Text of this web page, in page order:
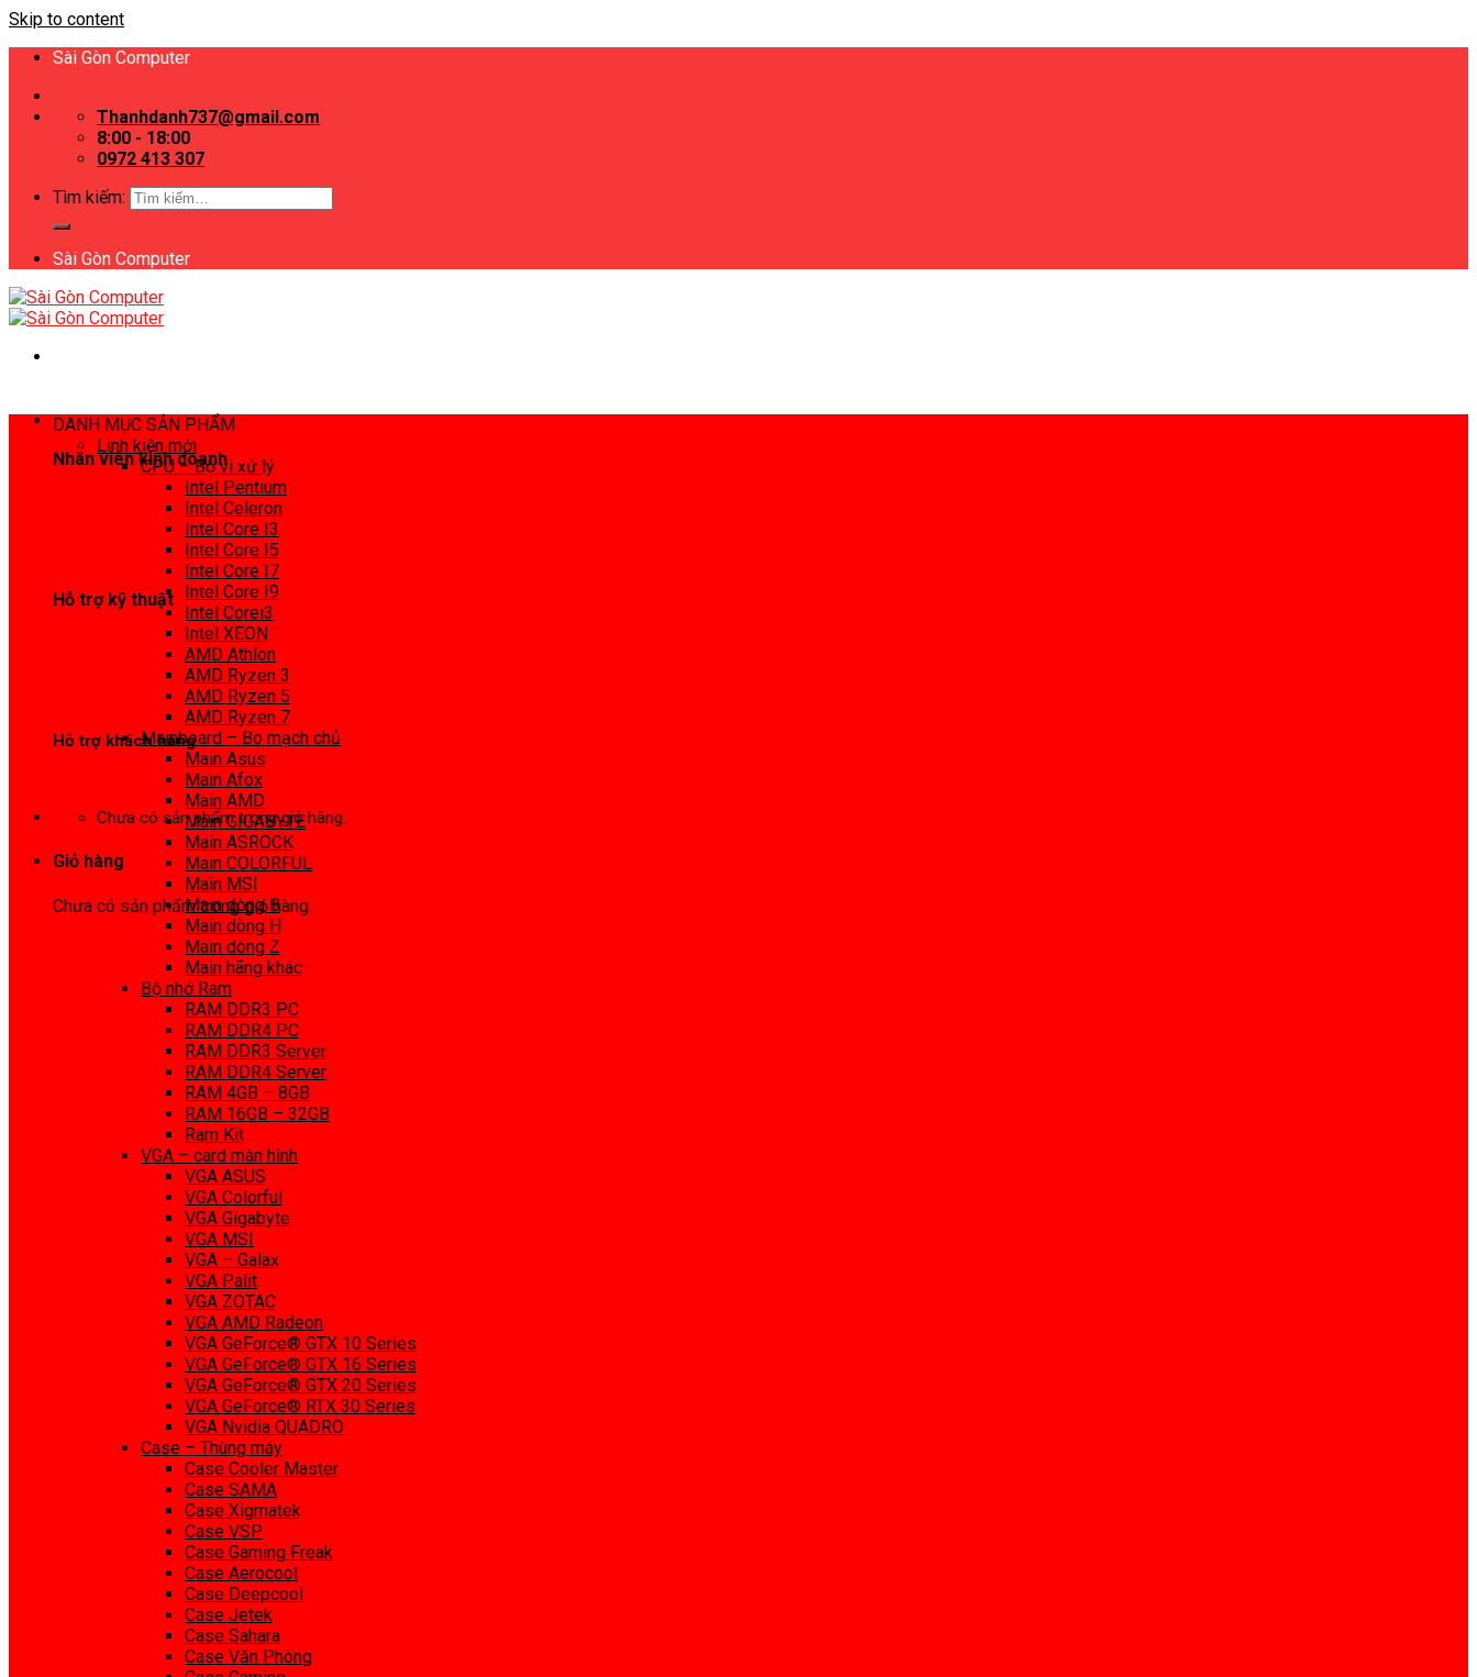
Skip to content
Sài Gòn Computer
Thanhdanh737@gmail.com
8:00 - 18:00
0972 413 307
Tìm kiếm:
Sài Gòn Computer
Nhân viên kinh doanh
Hỗ trợ kỹ thuật
Hỗ trợ khách hàng
Chưa có sản phẩm trong giỏ hàng.
Giỏ hàng
Chưa có sản phẩm trong giỏ hàng.
DANH MỤC SẢN PHẨM
Linh kiện mới
CPU – Bộ vi xử lý
Intel Pentium
Intel Celeron
Intel Core I3
Intel Core I5
Intel Core I7
Intel Core I9
Intel Corei3
Intel XEON
AMD Athlon
AMD Ryzen 3
AMD Ryzen 5
AMD Ryzen 7
Mainboard – Bo mạch chủ
Main Asus
Main Afox
Main AMD
Main GIGABYTE
Main ASROCK
Main COLORFUL
Main MSI
Main dòng B
Main dòng H
Main dòng Z
Main hãng khác
Bộ nhớ Ram
RAM DDR3 PC
RAM DDR4 PC
RAM DDR3 Server
RAM DDR4 Server
RAM 4GB – 8GB
RAM 16GB – 32GB
Ram Kit
VGA – card màn hình
VGA ASUS
VGA Colorful
VGA Gigabyte
VGA MSI
VGA – Galax
VGA Palit
VGA ZOTAC
VGA AMD Radeon
VGA GeForce® GTX 10 Series
VGA GeForce® GTX 16 Series
VGA GeForce® GTX 20 Series
VGA GeForce® RTX 30 Series
VGA Nvidia QUADRO
Case – Thùng máy
Case Cooler Master
Case SAMA
Case Xigmatek
Case VSP
Case Gaming Freak
Case Aerocool
Case Deepcool
Case Jetek
Case Sahara
Case Văn Phòng